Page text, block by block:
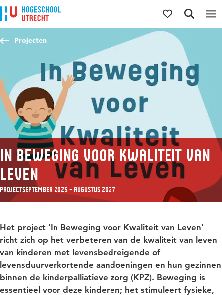
Direct naar de inhoud
Direct naar de hoofdnavigatie
Direct naar de zoekfunctie
Projecten
In Beweging voor Kwaliteit van
Leven
Projectseptember 2025 – augustus 2027
Het project 'In Beweging voor Kwaliteit van Leven'
richt zich op het verbeteren van de kwaliteit van leven
van kinderen met levensbedreigende of
levensduurverkortende aandoeningen en hun gezinnen
binnen de kinderpalliatieve zorg (KPZ). Beweging is
essentieel voor deze kinderen; het stimuleert fysieke,